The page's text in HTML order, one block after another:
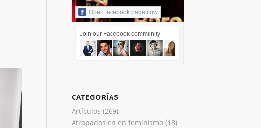
Open facebook page now
Join our Facebook community
CATEGORÍAS
Artículos (269)
Atrapados en en feminismo(18)